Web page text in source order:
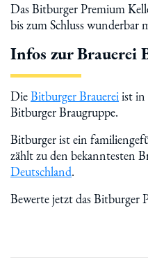
Das Bitburger Premium
bis zum Schluss wunderbar
Infos zur Brauerei
DieBitburger Brauereiist in
Bitburger Braugruppe.
Bitburger ist ein
zählt zu den bekanntesten
Deutschland.
Bewerte jetzt das Bitburger